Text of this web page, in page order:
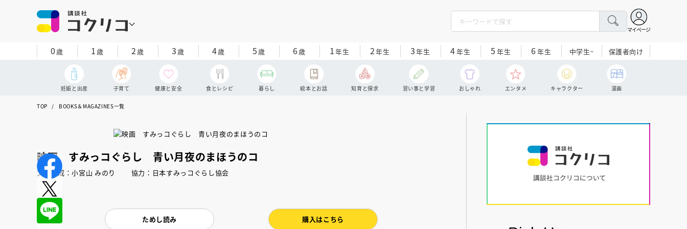
マイページ
0歳 1歳 2歳 3歳 4歳 5歳 6歳 1年生 2年生 3年生 4年生 5 年生 6年生 中学生~ 保護者向け
妊娠と出産 子育て 健康と安全 食とレシピ 暮らし 絵本とお話 知育と探求 習い事と学習 おしゃれ エンタメ キャラクター 漫画
TOP BOOKS＆MAGAZINES一覧
映画 すみっコぐらし 青い月夜のまほうのコ
文・構成：小宮山 みのり 協力：日本すみっコぐらし協会
ためし読み 購入はこちら